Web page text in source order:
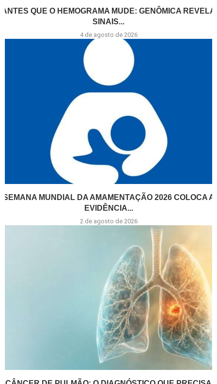
ANTES QUE O HEMOGRAMA MUDE: GENÔMICA REVELA
SINAIS...
4 de agosto de 2026
SEMANA MUNDIAL DA AMAMENTAÇÃO 2026 COLOCA A
EVIDÊNCIA...
2 de agosto de 2026